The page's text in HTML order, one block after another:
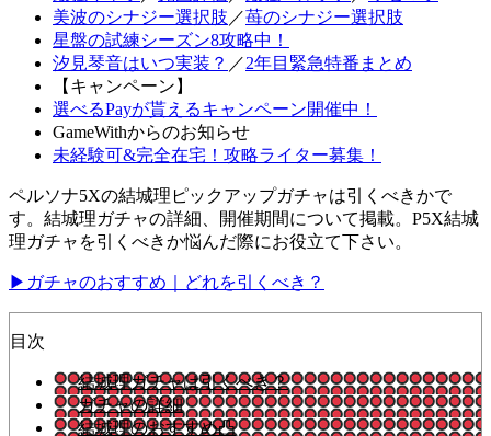
美波のシナジー選択肢 ／苺のシナジー選択肢
星盤の試練シーズン8攻略中！
汐見琴音はいつ実装？ ／2年目緊急特番まとめ
【キャンペーン】
選べるPayが貰えるキャンペーン開催中！
GameWithからのお知らせ
未経験可&完全在宅！攻略ライター募集！
ペルソナ5Xの結城理ピックアップガチャは引くべきかで
す。結城理ガチャの詳細、開催期間について掲載。P5X結城
理ガチャを引くべきか悩んだ際にお役立て下さい。
▶ガチャのおすすめ｜どれを引くべき？
目次
結城理ガチャは引くべき？
ガチャの詳細
結城理のおすすめ凸